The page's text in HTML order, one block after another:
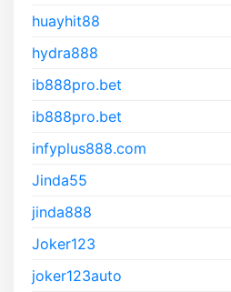
huayhit88
hydra888
ib888pro.bet
ib888pro.bet
infyplus888.com
Jinda55
jinda888
Joker123
joker123auto